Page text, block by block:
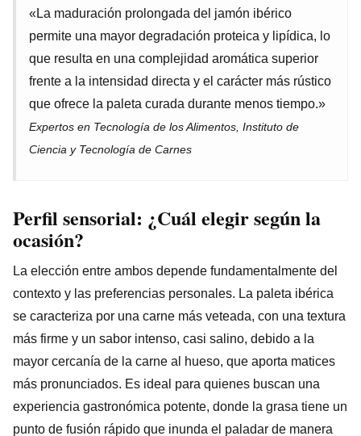
«La maduración prolongada del jamón ibérico
permite una mayor degradación proteica y lipídica, lo
que resulta en una complejidad aromática superior
frente a la intensidad directa y el carácter más rústico
que ofrece la paleta curada durante menos tiempo.»
Expertos en Tecnología de los Alimentos, Instituto de
Ciencia y Tecnología de Carnes
Perfil sensorial: ¿Cuál elegir según la
ocasión?
La elección entre ambos depende fundamentalmente del
contexto y las preferencias personales. La paleta ibérica
se caracteriza por una carne más veteada, con una textura
más firme y un sabor intenso, casi salino, debido a la
mayor cercanía de la carne al hueso, que aporta matices
más pronunciados. Es ideal para quienes buscan una
experiencia gastronómica potente, donde la grasa tiene un
punto de fusión rápido que inunda el paladar de manera